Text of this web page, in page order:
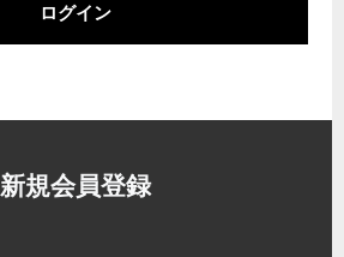
ログイン
新規会員登録